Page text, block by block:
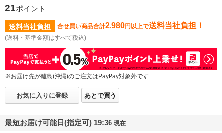
21ポイント
送料当社負担 合せ買い商品合計2,980円以上で送料当社負担！
(送料・基準金額はすべて税込)
※お届け先が離島(沖縄)のご注文はPayPay対象外です
お気に入りに登録 あとで買う
最短お届け可能日(指定可) 19:36 現在